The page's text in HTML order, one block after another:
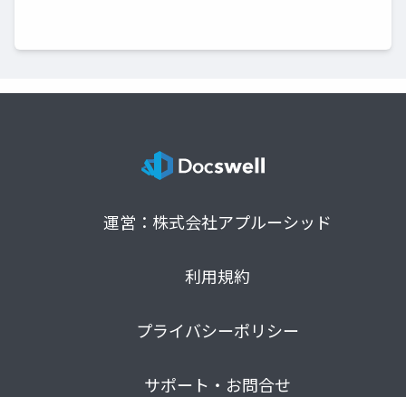
運営：株式会社アプルーシッド
利用規約
プライバシーポリシー
サポート・お問合せ